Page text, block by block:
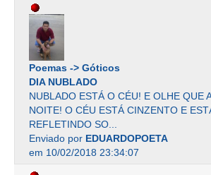
Poemas -> Góticos
DIA NUBLADO
NUBLADO ESTÁ O CÉU! E OLHE QUE
NOITE! O CÉU ESTÁ CINZENTO E
REFLETINDO SO...
Enviado por EDUARDOPOETA
em 10/02/2018 23:34:07